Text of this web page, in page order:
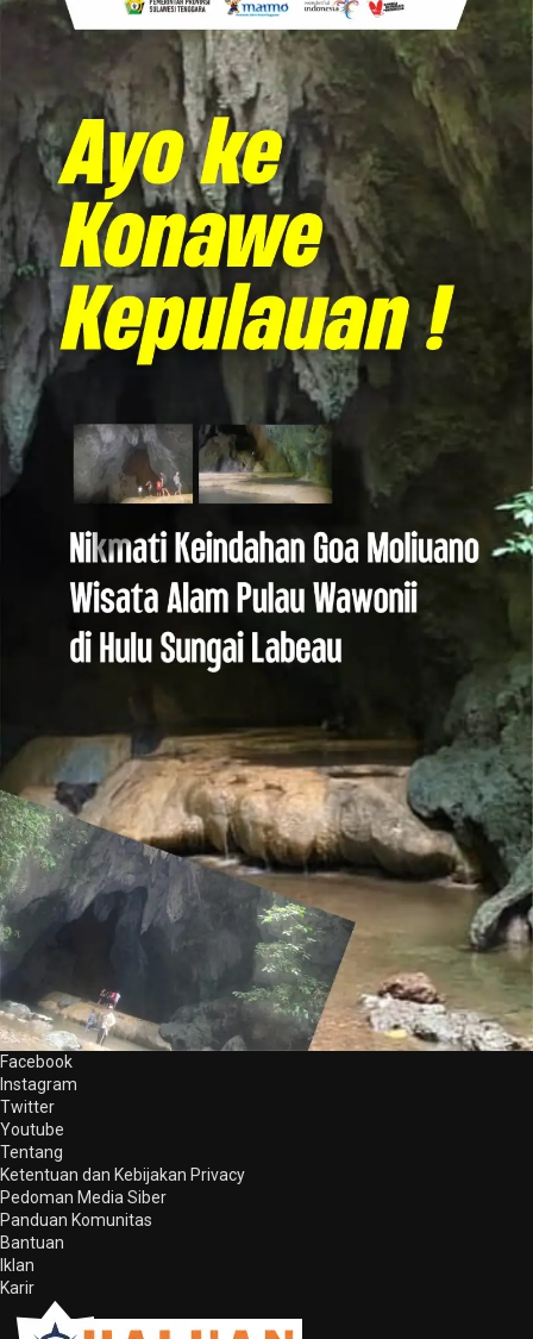
Facebook
Instagram
Twitter
Youtube
Tentang
Ketentuan dan Kebijakan Privacy
Pedoman Media Siber
Panduan Komunitas
Bantuan
Iklan
Karir